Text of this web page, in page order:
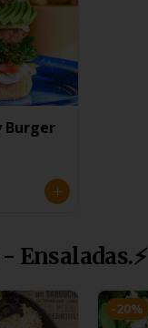
Burger
- Ensaladas.⚡
-20%